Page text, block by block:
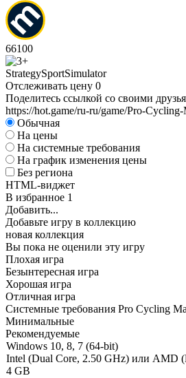
66100
StrategySportSimulator
Отслеживать цену 0
Поделитесь ссылкой со своими
https://hot.game/ru-ru/game/Pro-
Обычная
На цены
На системные требования
На график изменения цены
Без региона
HTML-виджет
В избранное 1
Добавить...
Добавьте игру в коллекцию
новая коллекция
Вы пока не оценили эту игру
Плохая игра
Безынтересная игра
Хорошая игра
Отличная игра
Системные требования Pro Cycling
Минимальные
Рекомендуемые
Windows 10, 8, 7 (64-bit)
Intel (Dual Core, 2.50 GHz) или AMD
4 GB